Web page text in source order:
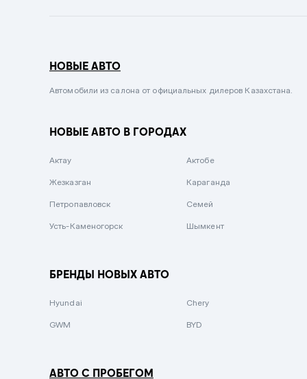
Сиреневый металлик
Вишневый
Зеленый металлик
НОВЫЕ АВТО
Автомобили из салона от официальных дилеров Казахстана.
НОВЫЕ АВТО В ГОРОДАХ
Актау Актобе
Жезказган Караганда
Петропавловск Семей
Усть-Каменогорск Шымкент
БРЕНДЫ НОВЫХ АВТО
Hyundai Chery
GWM BYD
АВТО С ПРОБЕГОМ